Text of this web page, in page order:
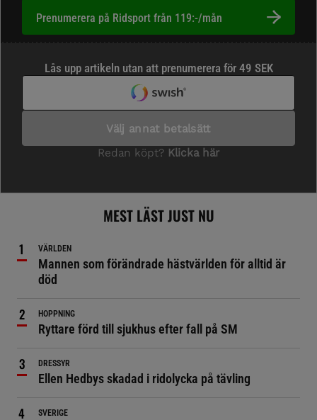
Prenumerera på Ridsport från 119:-/mån
MEST LÄST JUST NU
VÄRLDEN
Mannen som förändrade hästvärlden för alltid är
död
HOPPNING
Ryttare förd till sjukhus efter fall på SM
DRESSYR
Ellen Hedbys skadad i ridolycka på tävling
SVERIGE